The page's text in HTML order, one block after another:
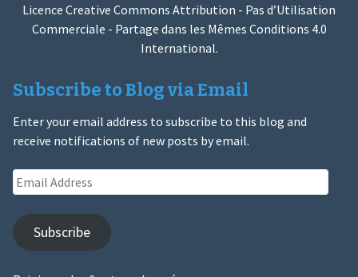
Licence Creative Commons Attribution - Pas d’Utilisation
Commerciale - Partage dans les Mêmes Conditions 4.0
International.
Subscribe to Blog via Email
Enter your email address to subscribe to this blog and
receive notifications of new posts by email.
Email
Address
Subscribe